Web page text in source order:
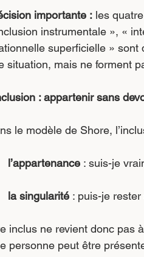
importante : les
instrumentale », «
superficielle » sont
situation, mais ne forment
: appartenir sans
le modèle de Shore,
l’appartenance : suis-je
la singularité : puis-je
inclus ne revient donc pas
personne peut être